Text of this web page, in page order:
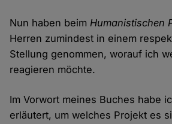
Nun haben beimHumanistischen
Herren zumindest in einem
Stellung genommen, worauf ich
reagieren möchte.
Im Vorwort meines Buches habe
erläutert, um welches Projekt es